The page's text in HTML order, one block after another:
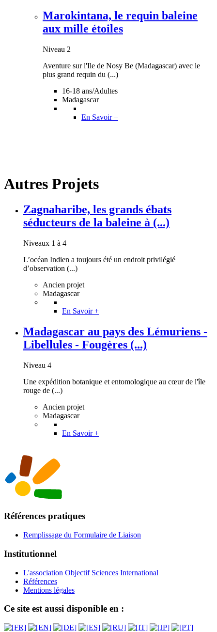
Marokintana, le requin baleine
aux mille étoiles
Niveau 2
Aventure sur l'Ile de Nosy Be (Madagascar) avec le
plus grand requin du (...)
16-18 ans/Adultes
Madagascar
En Savoir +
Autres Projets
Zagnaharibe, les grands ébats
séducteurs de la baleine à (...)
Niveaux 1 à 4
L’océan Indien a toujours été un endroit privilégié
d’observation (...)
Ancien projet
Madagascar
En Savoir +
Madagascar au pays des Lémuriens -
Libellules - Fougères (...)
Niveau 4
Une expédition botanique et entomologique au cœur de l'île
rouge de (...)
Ancien projet
Madagascar
En Savoir +
Références pratiques
Remplissage du Formulaire de Liaison
Institutionnel
L'association Objectif Sciences International
Références
Mentions légales
Ce site est aussi disponible en :